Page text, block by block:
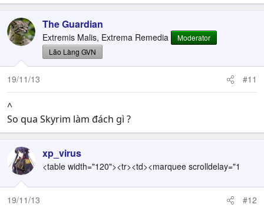
The Guardian
Extremis Malis, Extrema Remedia
Moderator
Lão Làng GVN
19/11/13 #11
^
So qua Skyrim làm đách gì ?
xp_virus
<table width="120"><tr><td><marquee scrolldelay="1
19/11/13 #12